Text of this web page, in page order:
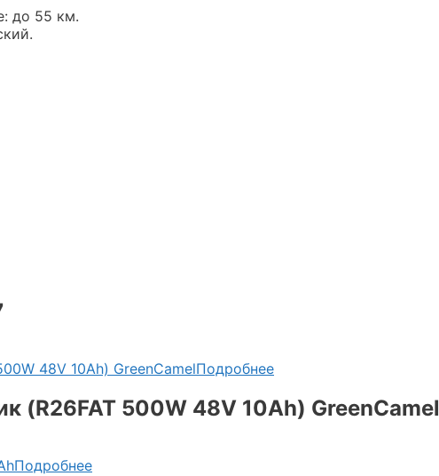
до 55 км.
Подробнее
(R26FAT 500W 48V 10Ah) GreenCamel
Подробнее